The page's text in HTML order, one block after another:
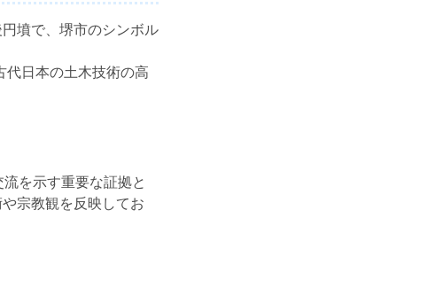
墳で、堺市のシンボル
日本の土木技術の高
を示す重要な証拠と
宗教観を反映してお